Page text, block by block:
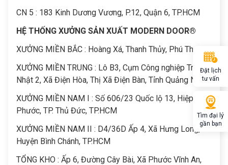
CN 5 : 183 Kinh Dương Vương, P.12, Quận 6, TP.HCM
HỆ THỐNG XƯỞNG SẢN XUẤT MODERN DOOR®
XƯỞNG MIỀN BẮC : Hoàng Xá, Thanh Thủy, Phú Thọ
XƯỞNG MIỀN TRUNG : Lô B3, Cụm Công nghiệp Trảng
Nhật 2, Xã Điện Hòa, Thị Xã Điện Bàn, Tỉnh Quảng Nam
XƯỞNG MIỀN NAM I : Số 606/23 Quốc lộ 13, Hiệp Bình
Phước, TP. Thủ Đức, TP.HCM
XƯỞNG MIỀN NAM II : D4/36D Ấp 4, Xã Hưng Long,
Huyện Bình Chánh, TP.HCM
TỔNG KHO : Ấp 6, Đường Cây Bài, Xã Phước Vĩnh An,
Đặt lịch
tư vấn
Tìm đại lý
gần bạn